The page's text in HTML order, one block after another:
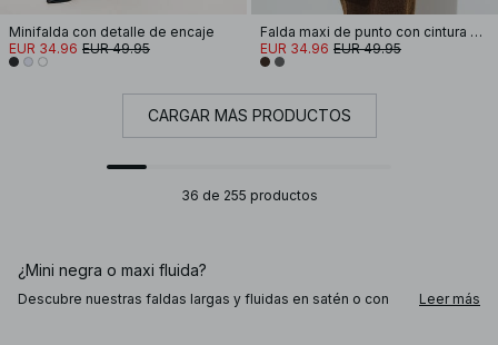
Minifalda con detalle de encaje
EUR 34.96 EUR 49.95
Falda maxi de punto con cintura doblada
EUR 34.96 EUR 49.95
CARGAR MÁS PRODUCTOS
36 de 255 productos
¿Mini negra o maxi fluida?
Descubre nuestras faldas largas y fluidas en satén o con
Leer más